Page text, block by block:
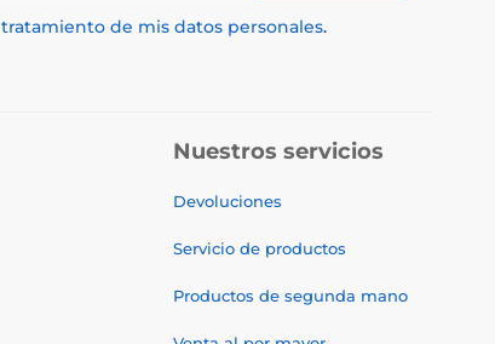
tratamiento de mis datos personales.
Nuestros servicios
Devoluciones
Servicio de productos
Productos de segunda mano